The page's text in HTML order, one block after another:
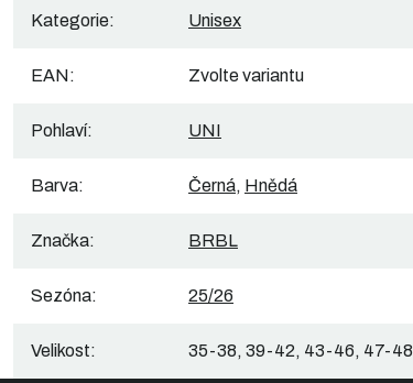
Kategorie: Unisex
EAN: Zvolte variantu
Pohlaví: UNI
Barva: Černá, Hnědá
Značka: BRBL
Sezóna: 25/26
Velikost: 35-38, 39-42, 43-46, 47-48